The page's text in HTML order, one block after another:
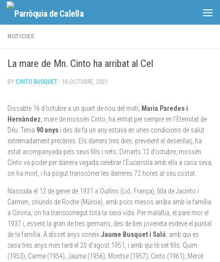
Skip to content
NOTICIES
La mare de Mn. Cinto ha arribat al Cel
BY CINTO BUSQUET · 16 OCTUBRE, 2021
Dissabte 16 d’octubre a un quart de nou del matí, Maria Paredes i
Hernàndez, mare de mossèn Cinto, ha entrat per sempre en l’Eternitat de
Déu. Tenia 90 anys i des de fa un any estava en unes condicions de salut
extremadament precàries. Els darrers tres dies, preveient el desenllaç, ha
estat acompanyada pels seus fills i nets. Dimarts 12 d’octubre, mossèn
Cinto va poder per darrera vegada celebrar l’Eucaristia amb ella a casa seva,
on ha mort, i ha pogut transcórrer les darreres 72 hores al seu costat.
Nascuda el 12 de gener de 1931 a Oullins (Lió, França), filla de Jacinto i
Carmen, oriünds de Roche (Múrcia), amb pocs mesos arriba amb la família
a Girona, on ha transcorregut tota la seva vida. Per malaltia, el pare mor el
1937 i, essent la gran de tres germans, des de ben joveneta esdevé el puntal
de la família. A disset anys coneix Jaume Busquet i Saló, amb qui es
casa tres anys més tard el 20 d’agost 1951, i amb qui té set fills: Quim
(1953), Carme (1954), Jaume (1956), Montse (1957), Cinto (1961), Mercè